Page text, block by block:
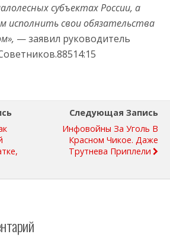
субъектах России, а
исполнить свои обязательства
— заявил руководитель
Следующая Запись
Инфовойны За Уголь В
Красном Чикое. Даже
Трутнева Приплели